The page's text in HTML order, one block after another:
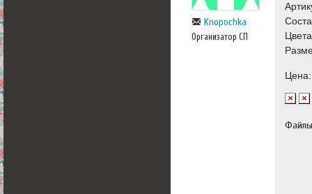
Knopochka
Организатор СП